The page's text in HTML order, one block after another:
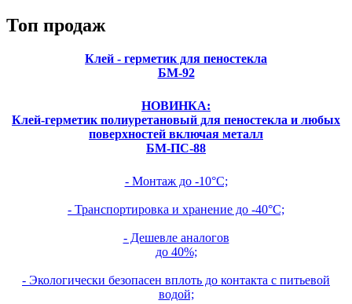
Топ продаж
Клей - герметик для пеностекла
БМ-92
НОВИНКА:
Клей-герметик полиуретановый для пеностекла и любых
поверхностей включая металл
БМ-ПС-88
- Монтаж до -10°С;
- Транспортировка и хранение до -40°С;
- Дешевле аналогов
до 40%;
- Экологически безопасен вплоть до контакта с питьевой
водой;